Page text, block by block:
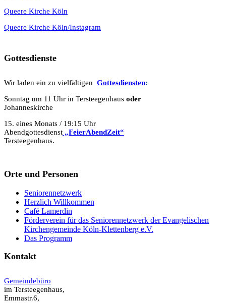
Queere Kirche Köln
Queere Kirche Köln/Instagram
Gottesdienste
Wir laden ein zu vielfältigen Gottesdiensten:
Sonntag um 11 Uhr in Tersteegenhaus oder
Johanneskirche
15. eines Monats / 19:15 Uhr
Abendgottesdienst „FeierAbendZeit“
Tersteegenhaus.
Orte und Personen
Seniorennetzwerk
Herzlich Willkommen
Café Lamerdin
Förderverein für das Seniorennetzwerk der Evangelischen
Kirchengemeinde Köln-Klettenberg e.V.
Das Programm
Kontakt
Gemeindebüro
im Tersteegenhaus,
Emmastr.6,